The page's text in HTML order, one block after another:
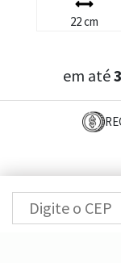
22 cm
em até